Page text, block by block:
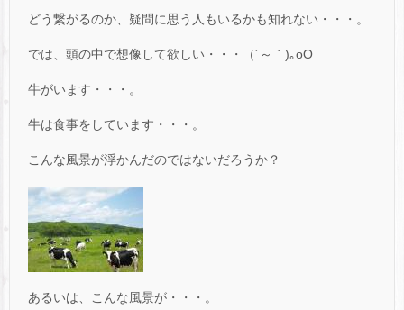
どう繋がるのか、疑問に思う人もいるかも知れない・・・。
では、頭の中で想像して欲しい・・・（´～｀)｡oO
牛がいます・・・。
牛は食事をしています・・・。
こんな風景が浮かんだのではないだろうか？
あるいは、こんな風景が・・・。